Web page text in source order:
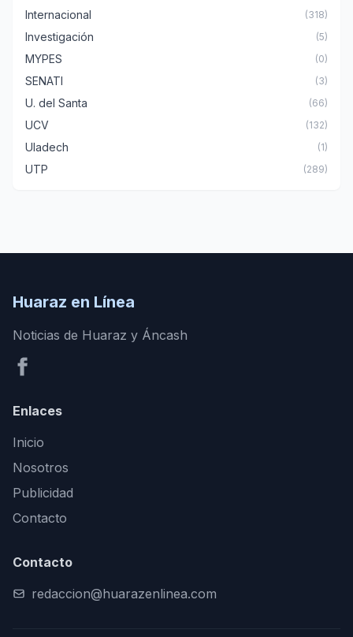
Internacional (318)
Investigación (5)
MYPES (0)
SENATI (3)
U. del Santa (66)
UCV (132)
Uladech (1)
UTP (289)
Huaraz en Línea
Noticias de Huaraz y Áncash
Enlaces
Inicio
Nosotros
Publicidad
Contacto
Contacto
redaccion@huarazenlinea.com